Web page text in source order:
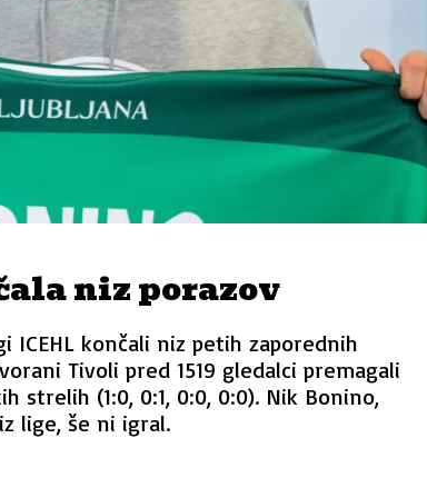
niz porazov
ICEHL končali niz petih zaporednih
Tivoli pred 1519 gledalci premagali
strelih (1:0, 0:1, 0:0, 0:0). Nik Bonino,
lige, še ni igral.